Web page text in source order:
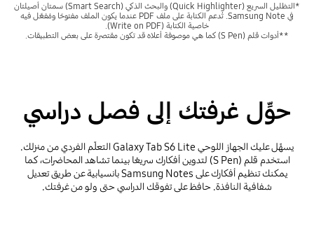
*التظليل السريع (Quick Highlighter) والبحث الذكي (Smart Search) سمتان أصيلتان
في Samsung Note. تُدعم الكتابة على ملف PDF عندما يكون الملف مفتوحًا ومُفعَّل فيه
خاصية الكتابة (Write on PDF).
**أدوات قلم (S Pen) كما هي موصوفة أعلاه قد تكون مقتصرة على بعض التطبيقات.
حوِّل غرفتك إلى فصل دراسي
يسهِّل عليك الجهاز اللوحي Galaxy Tab S6 Lite التعلّم الفردي من منزلك.
استخدم قلم (S Pen) لتدوين أفكارك سريعًا بينما تشاهد المحاضرات، كما
يمكنك تنظيم أفكارك على Samsung Notes بانسيابية عن طريق تعديل
شفافية النافذة. حافظ على تفوقك الدراسي حتى ولو من غرفتك.